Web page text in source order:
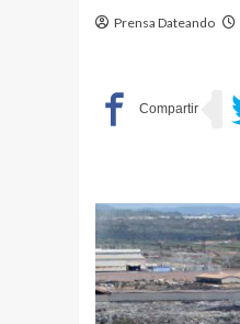
Prensa Dateando